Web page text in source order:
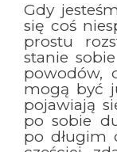
Gdy
się coś
prostu
stanie
powodów,
mogą być
pojawiają
po sobie
po długim